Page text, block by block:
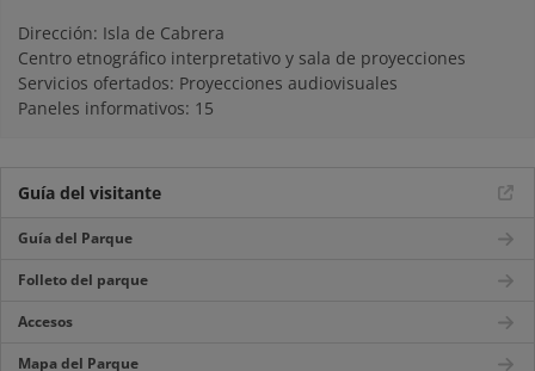
Dirección: Isla de Cabrera
Centro etnográfico interpretativo y sala de proyecciones
Servicios ofertados: Proyecciones audiovisuales
Paneles informativos: 15
Guía del visitante
Guía del Parque
Folleto del parque
Accesos
Mapa del Parque